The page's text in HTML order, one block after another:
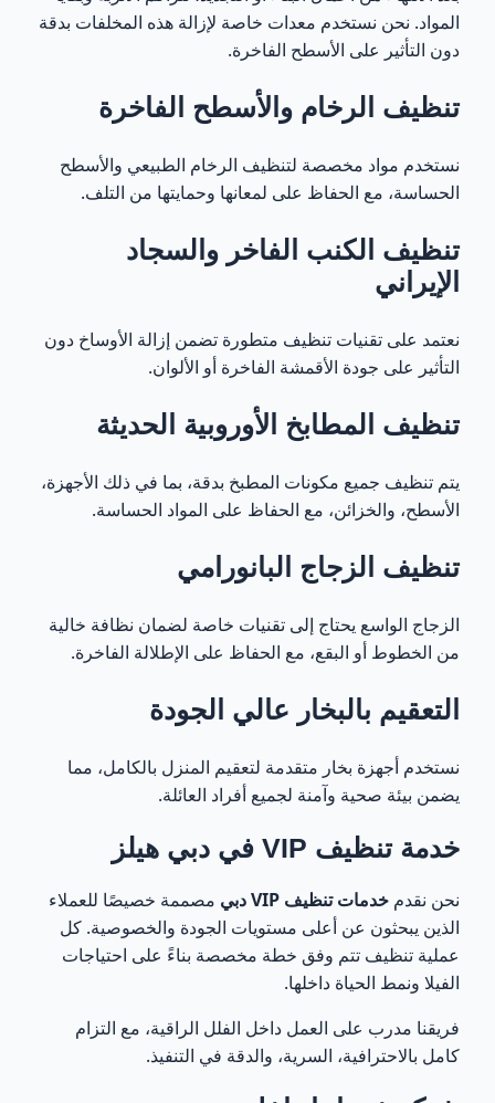
المواد. نحن نستخدم معدات خاصة لإزالة هذه المخلفات بدقة
دون التأثير على الأسطح الفاخرة.
تنظيف الرخام والأسطح الفاخرة
نستخدم مواد مخصصة لتنظيف الرخام الطبيعي والأسطح
الحساسة، مع الحفاظ على لمعانها وحمايتها من التلف.
تنظيف الكنب الفاخر والسجاد
الإيراني
نعتمد على تقنيات تنظيف متطورة تضمن إزالة الأوساخ دون
التأثير على جودة الأقمشة الفاخرة أو الألوان.
تنظيف المطابخ الأوروبية الحديثة
يتم تنظيف جميع مكونات المطبخ بدقة، بما في ذلك الأجهزة،
الأسطح، والخزائن، مع الحفاظ على المواد الحساسة.
تنظيف الزجاج البانورامي
الزجاج الواسع يحتاج إلى تقنيات خاصة لضمان نظافة خالية
من الخطوط أو البقع، مع الحفاظ على الإطلالة الفاخرة.
التعقيم بالبخار عالي الجودة
نستخدم أجهزة بخار متقدمة لتعقيم المنزل بالكامل، مما
يضمن بيئة صحية وآمنة لجميع أفراد العائلة.
خدمة تنظيف VIP في دبي هيلز
نحن نقدم خدمات تنظيف VIP دبي
مصممة خصيصًا للعملاء
الذين يبحثون عن أعلى مستويات الجودة والخصوصية. كل
عملية تنظيف تتم وفق خطة مخصصة بناءً على احتياجات
الفيلا ونمط الحياة داخلها.
فريقنا مدرب على العمل داخل الفلل الراقية، مع التزام
كامل بالاحترافية، السرية، والدقة في التنفيذ.